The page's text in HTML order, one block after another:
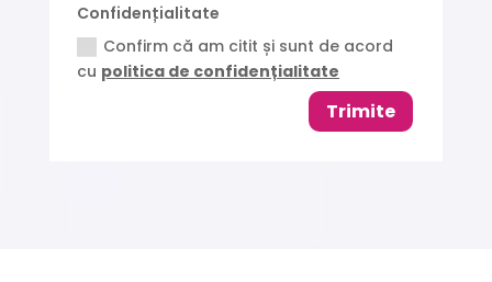
Confidențialitate
Confirm că am citit și sunt de acord
cu politica de confidențialitate
Trimite